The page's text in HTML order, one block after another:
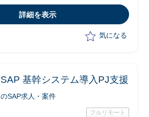
・MM/PPコンサル支援
詳細を表示
気になる
SAP 基幹システム導入PJ支援
のSAP求人・案件
フルリモート